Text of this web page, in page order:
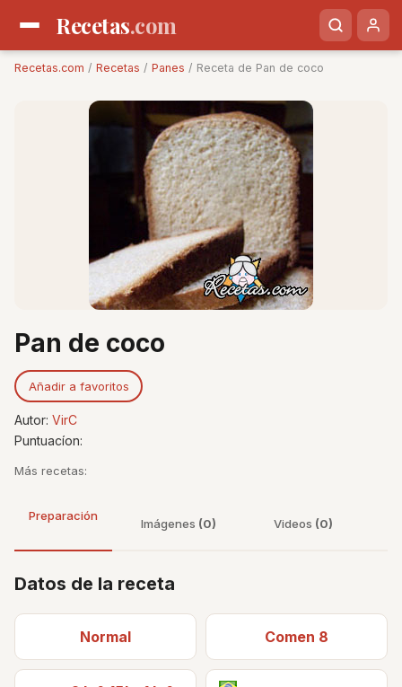
Recetas.com
Recetas.com / Recetas / Panes / Receta de Pan de coco
Pan de coco
Añadir a favoritos
Autor: VirC
Puntuacíon:
Más recetas:
Preparación
Imágenes (0) Videos (0)
Datos de la receta
Normal Comen 8